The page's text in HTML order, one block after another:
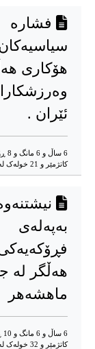
فشارە
هۆکاری
ئێران .
کاتژمێر و 21 خوله‌ک له‌مه‌وپێش‌
بەپەلەی
هەڵگر لە
ماهشەهر
کاتژمێر و 32 خوله‌ک له‌مه‌وپێش‌